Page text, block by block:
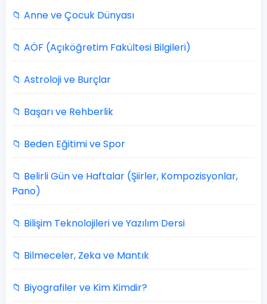
📁 Anne ve Çocuk Dünyası
📁 AÖF (Açıköğretim Fakültesi Bilgileri)
📁 Astroloji ve Burçlar
📁 Başarı ve Rehberlik
📁 Beden Eğitimi ve Spor
📁 Belirli Gün ve Haftalar (Şiirler, Kompozisyonlar,
Pano)
📁 Bilişim Teknolojileri ve Yazılım Dersi
📁 Bilmeceler, Zeka ve Mantık
📁 Biyografiler ve Kim Kimdir?